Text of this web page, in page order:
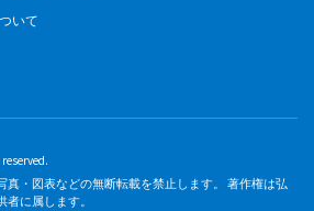
いて
真・図表などの無断転載を禁止します。 著作権は弘
に属します。